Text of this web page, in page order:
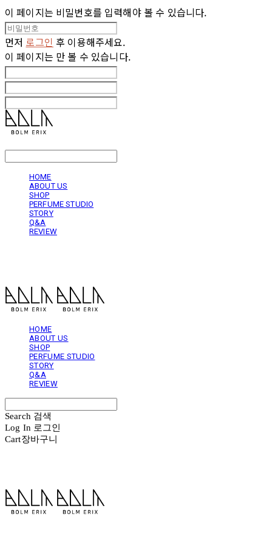
이 페이지는 비밀번호를 입력해야 볼 수 있습니다.
먼저 로그인 후 이용해주세요.
이 페이지는 만 볼 수 있습니다.
HOME
ABOUT US
SHOP
PERFUME STUDIO
STORY
Q&A
REVIEW
HOME
ABOUT US
SHOP
PERFUME STUDIO
STORY
Q&A
REVIEW
Search 검색
Log In 로그인
Cart장바구니